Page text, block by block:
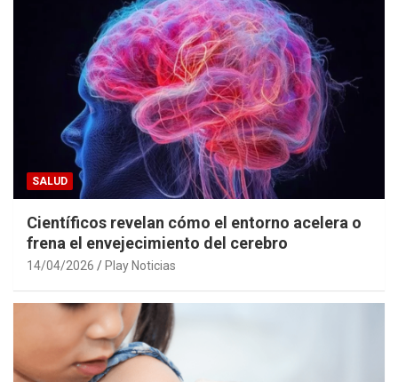
SALUD
Científicos revelan cómo el entorno acelera o
frena el envejecimiento del cerebro
14/04/2026 Play Noticias